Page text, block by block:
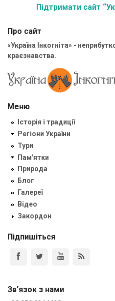
Підтримати сайт
Про сайт
«Україна Інкогніта» -
краєзнавства.
Меню
Історія і традиції
Регіони України
Тури
Пам'ятки
Природа
Блог
Галереї
Відео
Закордон
Підпишіться
Зв'язок з нами